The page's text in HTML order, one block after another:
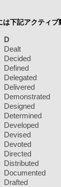
下記アクティブ
D
Dealt
Decided
Defined
Delegated
Delivered
Demonstrated
Designed
Determined
Developed
Devised
Devoted
Directed
Distributed
Documented
Drafted